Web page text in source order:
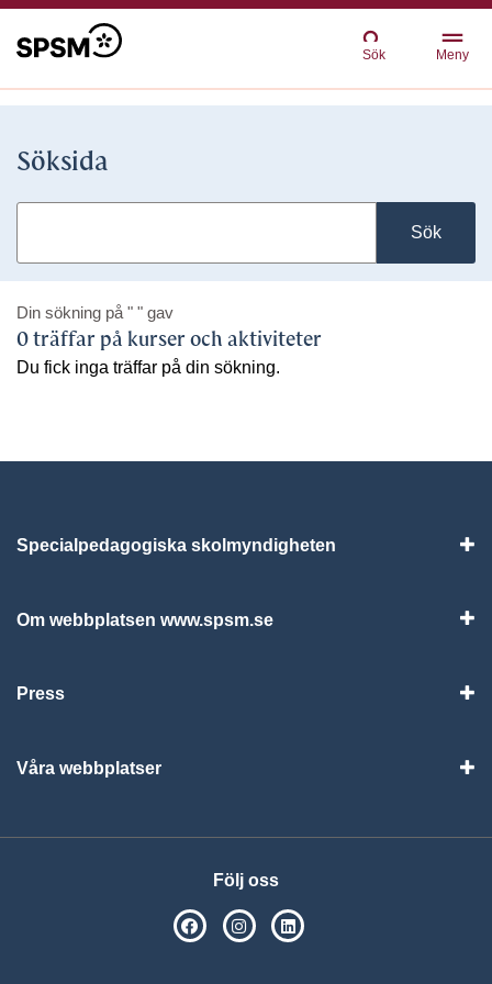
Sök Meny
Söksida
Sök
Din sökning på " " gav
0 träffar på kurser och aktiviteter
Du fick inga träffar på din sökning.
Specialpedagogiska skolmyndigheten
Om webbplatsen www.spsm.se
Press
Våra webbplatser
Följ oss
SPSM på Facebook
SPSM på Instagram